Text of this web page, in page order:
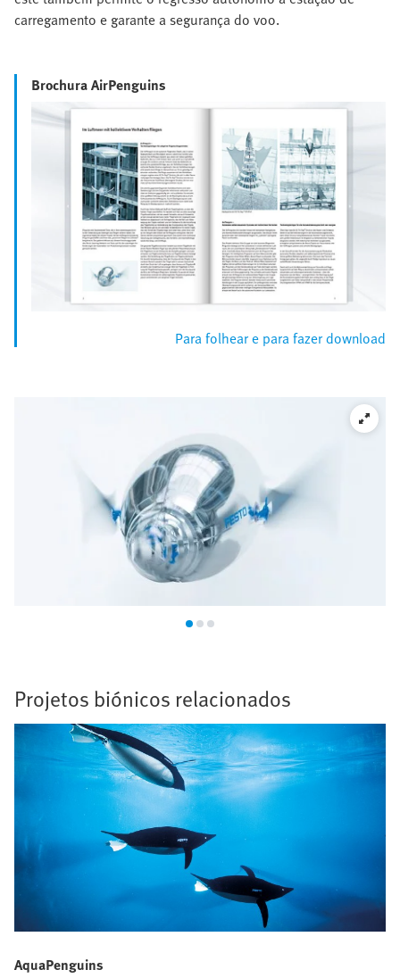
carregamento e garante a segurança do voo.
Brochura AirPenguins
Para folhear e para fazer download
Projetos biónicos relacionados
AquaPenguins